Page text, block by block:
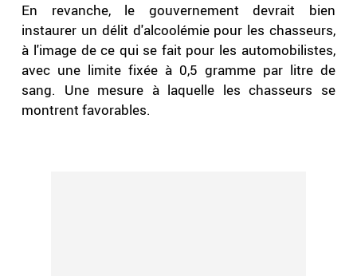
En revanche, le gouvernement devrait bien
instaurer un délit d'alcoolémie pour les chasseurs,
à l'image de ce qui se fait pour les automobilistes,
avec une limite fixée à 0,5 gramme par litre de
sang. Une mesure à laquelle les chasseurs se
montrent favorables.